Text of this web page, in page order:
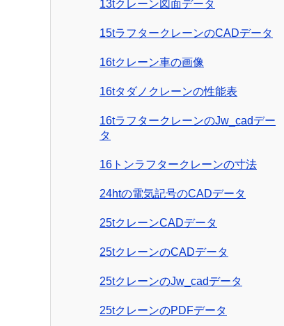
13tクレーン図面データ
15tラフタークレーンのCADデータ
16tクレーン車の画像
16tタダノクレーンの性能表
16tラフタークレーンのJw_cadデー
タ
16トンラフタークレーンの寸法
24htの電気記号のCADデータ
25tクレーンCADデータ
25tクレーンのCADデータ
25tクレーンのJw_cadデータ
25tクレーンのPDFデータ